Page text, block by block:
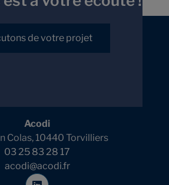
de votre projet
Acodi
Colas, 10440 Torvilliers
03 25 83 28 17
acodi@acodi.fr